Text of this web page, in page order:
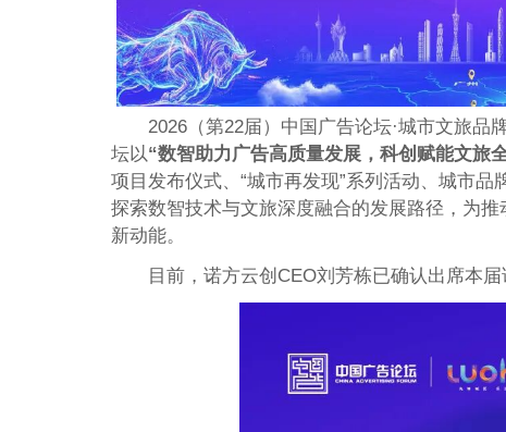
2026（第22届）中国广告论坛·城市文旅品
坛以“数智助力广告高质量发展，科创赋能文旅
项目发布仪式、“城市再发现”系列活动、城市
探索数智技术与文旅深度融合的发展路径，为
新动能。
目前，诺方云创CEO刘芳栋已确认出席本届